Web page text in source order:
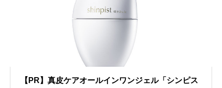
【PR】真皮ケアオールインワンジェル「シンピス